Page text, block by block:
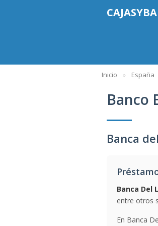
Inicio España
Banco
Banca
Banca Del
entre otros
En Banca